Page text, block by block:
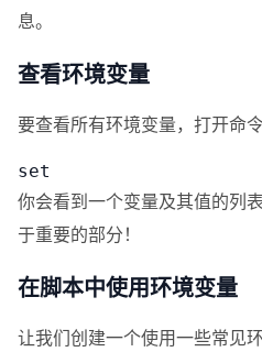
息。
查看环境变量
要查看所有环境变量，打开命
set
你会看到一个变量及其值的列
于重要的部分！
在脚本中使用环境变量
让我们创建一个使用一些常见